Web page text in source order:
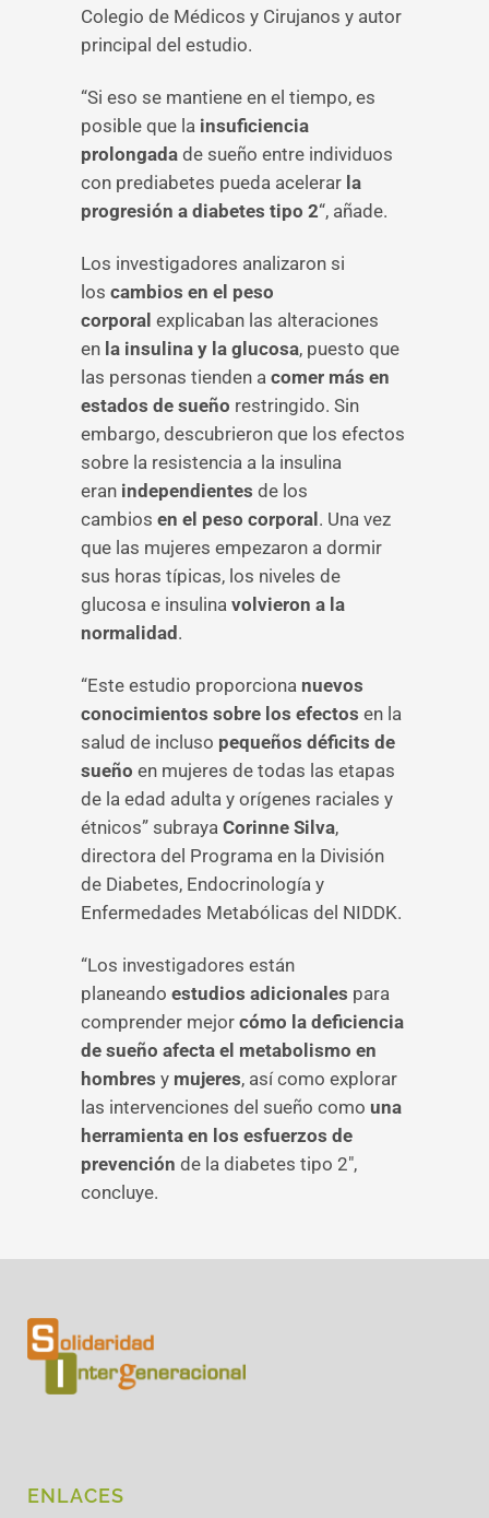
Colegio de Médicos y Cirujanos y autor
principal del estudio.
“Si eso se mantiene en el tiempo, es
posible que la insuficiencia
prolongada de sueño entre individuos
con prediabetes pueda acelerar la
progresión a diabetes tipo 2“, añade.
Los investigadores analizaron si
los cambios en el peso
corporal explicaban las alteraciones
en la insulina y la glucosa, puesto que
las personas tienden a comer más en
estados de sueño restringido. Sin
embargo, descubrieron que los efectos
sobre la resistencia a la insulina
eran independientes de los
cambios en el peso corporal . Una vez
que las mujeres empezaron a dormir
sus horas típicas, los niveles de
glucosa e insulina volvieron a la
normalidad .
“Este estudio proporciona nuevos
conocimientos sobre los efectos en la
salud de incluso pequeños déficits de
sueño en mujeres de todas las etapas
de la edad adulta y orígenes raciales y
étnicos” subraya Corinne Silva,
directora del Programa en la División
de Diabetes, Endocrinología y
Enfermedades Metabólicas del NIDDK.
“Los investigadores están
planeando estudios adicionales para
comprender mejor cómo la deficiencia
de sueño afecta el metabolismo en
hombres y mujeres, así como explorar
las intervenciones del sueño como una
herramienta en los esfuerzos de
prevención de la diabetes tipo 2″,
concluye.
ENLACES